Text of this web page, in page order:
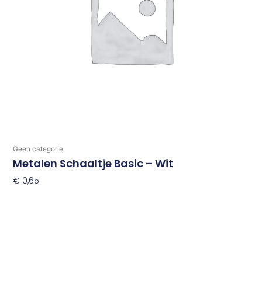
Geen categorie
Metalen Schaaltje Basic – Wit
€ 0,65